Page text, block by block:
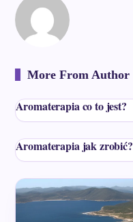
More From Author
Aromaterapia co to jest?
Aromaterapia jak zrobić?